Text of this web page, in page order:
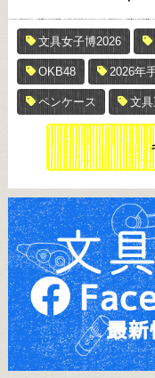
文具女子博2026
OKB48 2026年
ペンケース 文具